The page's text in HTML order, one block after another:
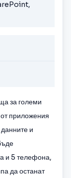
за големи
приложения
и
и 5 телефона,
да останат